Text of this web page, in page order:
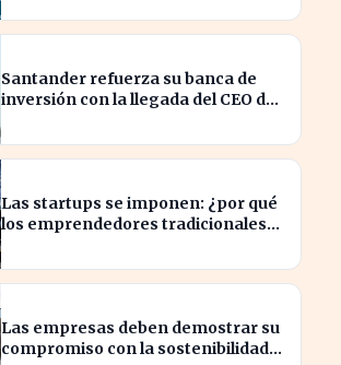
Santander refuerza su banca de
inversión con la llegada del CEO de
Las startups se imponen: ¿por qué
los emprendedores tradicionales
Las empresas deben demostrar su
compromiso con la sostenibilidad